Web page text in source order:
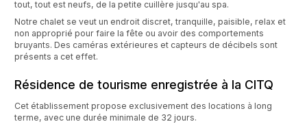
tout, tout est neufs, de la petite cuillère jusqu'au spa.
Notre chalet se veut un endroit discret, tranquille, paisible, relax et
non approprié pour faire la fête ou avoir des comportements
bruyants. Des caméras extérieures et capteurs de décibels sont
présents a cet effet.
Résidence de tourisme enregistrée à la CITQ
Cet établissement propose exclusivement des locations à long
terme, avec une durée minimale de 32 jours.